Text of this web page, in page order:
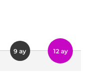
9 ay 12 ay